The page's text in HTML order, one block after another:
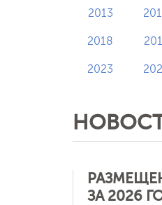
2013
2018
2023
ЗА 2026